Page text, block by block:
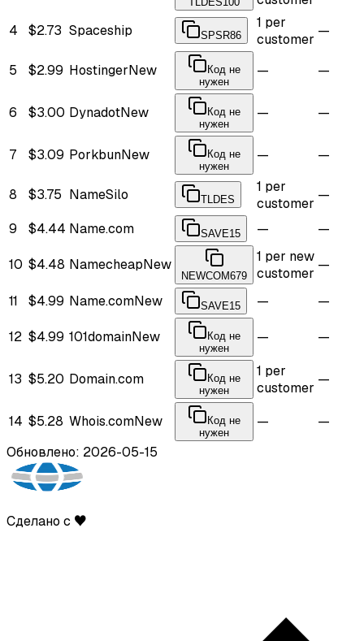
4 $2.73 Spaceship SPSR86
1 per
customer
—
5 $2.99 HostingerNew
Код не
нужен
— —
6 $3.00 DynadotNew
Код не
нужен
— —
7 $3.09 PorkbunNew
Код не
нужен
— —
8 $3.75 NameSilo TLDES
1 per
customer
—
9
$4.44 Name.com SAVE15 — —
10 $4.48 NamecheapNew
NEWCOM679
1 per new
customer
—
11 $4.99 Name.comNew SAVE15 — —
12 $4.99 101domainNew
Код не
нужен
— —
13 $5.20 Domain.com
Код не
нужен
1 per
customer
—
14 $5.28 Whois.comNew
Код не
нужен
—
—
Обновлено: 2026-05-15
Сделано с ♥